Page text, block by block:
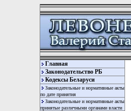
Главная
Законодательство РБ
Кодексы Беларуси
Законодательные и нормативные акты
по дате принятия
Законодательные и нормативные акты
принятые различными органами власти